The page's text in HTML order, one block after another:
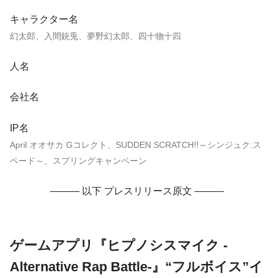
キャラクター名
幻太郎、入間銃兎、夢野幻太郎、四十物十四
人名
会社名
IP名
April オオサカ Gコレクト、SUDDEN SCRATCH!!～シンジュク:ス
ペード～、スプリングキャンペーン
——— 以下 プレスリリース原文 ———
ゲームアプリ『ヒプノシスマイク -
Alternative Rap Battle-』“フルボイス”イ